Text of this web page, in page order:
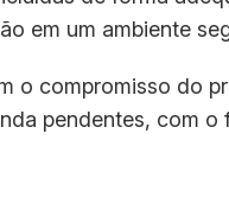
em um ambiente
o compromisso do
pendentes, com